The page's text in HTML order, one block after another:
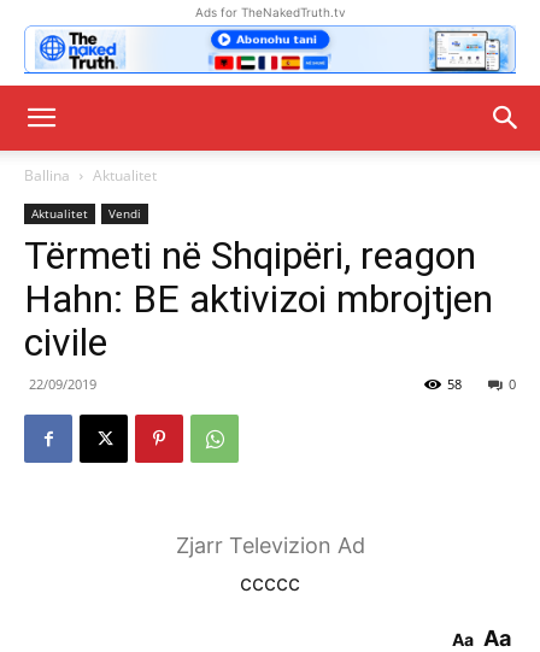
Ads for TheNakedTruth.tv
Ballina Aktualitet
Aktualitet Vendi
Tërmeti në Shqipëri, reagon
Hahn: BE aktivizoi mbrojtjen
civile
22/09/2019 0
58
Zjarr Televizion Ad
ccccc
Aa Aa